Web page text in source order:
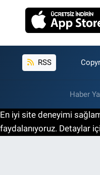
RSS
Haber
En iyi site deneyimi
faydalanıyoruz. Detaylar